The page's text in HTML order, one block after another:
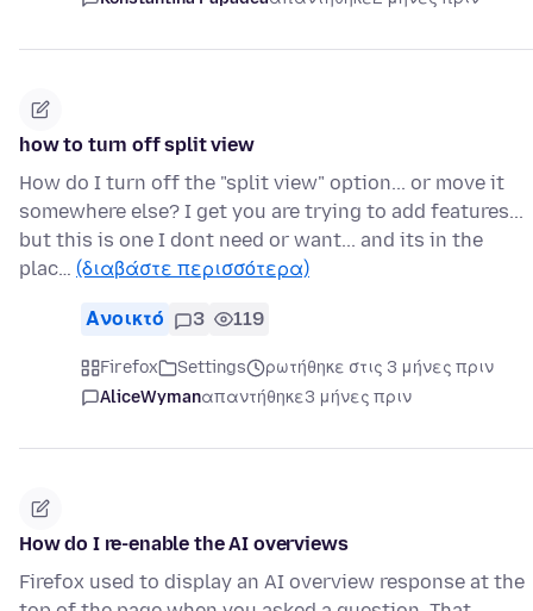
how to turn off split view
How do I turn off the "split view" option... or move it
somewhere else? I get you are trying to add features...
but this is one I dont need or want... and its in the
plac… (διαβάστε περισσότερα)
Ανοικτό 3 119
Firefox Settings
ρωτήθηκε στις 3 μήνες πριν
AliceWymanαπαντήθηκε3 μήνες πριν
How do I re-enable the AI overviews
Firefox used to display an AI overview response at the